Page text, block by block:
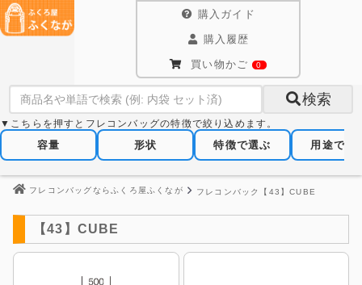
購入ガイド
購入履歴
買い物かご 0
検索
▼こちらを押すとフレコンバッグの特徴で絞り込めます。
容量 形状 特徴で選ぶ 用途で選
フレコンバッグならふくろ屋ふくなが フレコンバック【43】CUBE
【43】CUBE